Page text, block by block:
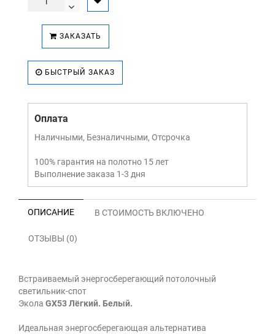
ЗАКАЗАТЬ
БЫСТРЫЙ ЗАКАЗ
Оплата
Наличными, Безналичными, Отсрочка
100% гарантия на полотно 15 лет
Выполнение заказа 1-3 дня
ОПИСАНИЕ В СТОИМОСТЬ ВКЛЮЧЕНО
ОТЗЫВЫ (0)
Встраиваемый энергосберегающий потолочный
светильник-спот
Экола GX53 Лёгкий. Белый.
Идеальная энергосберегающая альтернатива